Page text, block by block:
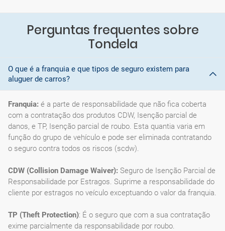
Perguntas frequentes sobre
Tondela
O que é a franquia e que tipos de seguro existem para
aluguer de carros?
Franquia: é a parte de responsabilidade que não fica coberta
com a contratação dos produtos CDW, Isenção parcial de
danos, e TP, Isenção parcial de roubo. Esta quantia varia em
função do grupo de vehículo e pode ser eliminada contratando
o seguro contra todos os riscos (scdw).
CDW (Collision Damage Waiver): Seguro de Isenção Parcial de
Responsabilidade por Estragos. Suprime a responsabilidade do
cliente por estragos no veículo exceptuando o valor da franquia.
TP (Theft Protection): É o seguro que com a sua contratação
exime parcialmente da responsabilidade por roubo.